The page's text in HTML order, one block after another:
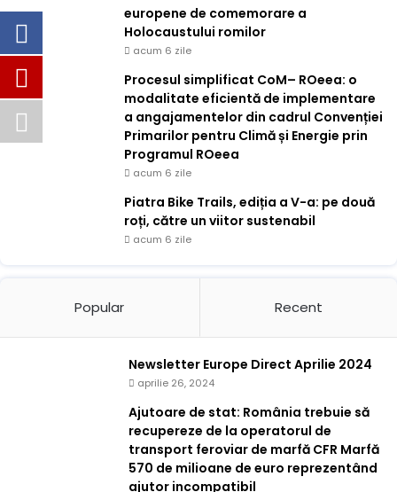
europene de comemorare a
Holocaustului romilor
acum 6 zile
Procesul simplificat CoM– ROeea: o
modalitate eficientă de implementare
a angajamentelor din cadrul Convenției
Primarilor pentru Climă și Energie prin
Programul ROeea
acum 6 zile
Piatra Bike Trails, ediția a V-a: pe două
roți, către un viitor sustenabil
acum 6 zile
Popular Recent
Newsletter Europe Direct Aprilie 2024
aprilie 26, 2024
Ajutoare de stat: România trebuie să
recupereze de la operatorul de
transport feroviar de marfă CFR Marfă
570 de milioane de euro reprezentând
ajutor incompatibil